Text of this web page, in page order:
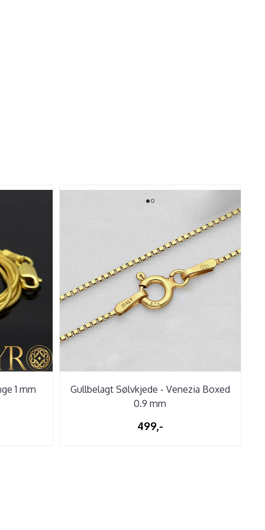
1 mm
Gullbelagt Sølvkjede - Venezia Boxed
0.9 mm
499,-